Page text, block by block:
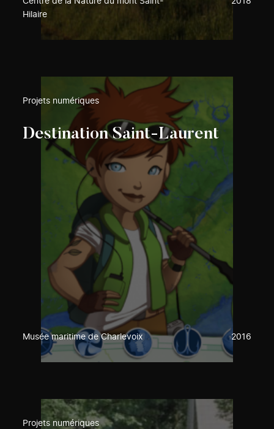
Hilaire
Projets numériques
Destination Saint-Laurent
Musée maritime de Charlevoix 2016
Projets numériques